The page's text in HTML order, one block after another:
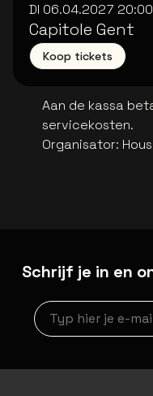
DI 06.04.2027 20:00
Capitole Gent
Koop tickets
Aan de kassa
servicekosten.
Organisator:
Schrijf je in en
Nieuwsbrief